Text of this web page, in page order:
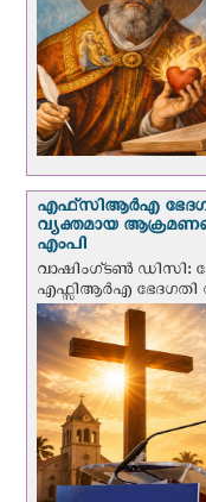
എഫ്‌സി‌ആര്‍‌എ
വ്യക്തമായ
എംപി
വാഷിംഗ്ടണ്‍ ഡി‌സി:
എഫ്സിആർഎ ഭേദഗതി